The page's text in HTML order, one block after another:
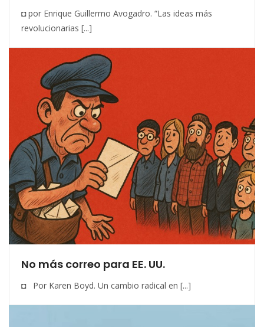
◘ por Enrique Guillermo Avogadro. “Las ideas más
revolucionarias [...]
No más correo para EE. UU.
◘ Por Karen Boyd. Un cambio radical en [...]